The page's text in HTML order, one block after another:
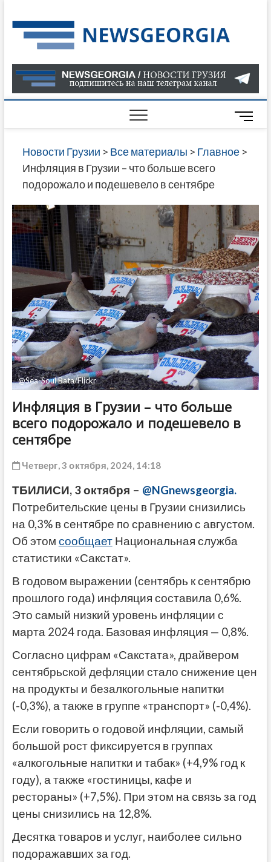
to
content
О
В
ГРУЗИИ
САЙТЕ
M
e
n
t
o
n
Новости Грузии > Все материалы > Главное>
Инфляция в Грузии – что больше всего
подорожало и подешевело в сентябре
@Sea-Soul Bata/Flickr
Инфляция в Грузии – что больше
всего подорожало и подешевело в
сентябре
Четверг, 3 октября, 2024, 14:18
ТБИЛИСИ, 3 октября – @NGnewsgeorgia.
Потребительские цены в Грузии снизились
на 0,3% в сентябре по сравнению с августом.
Об этом сообщаетНациональная служба
статистики «Сакстат».
В годовом выражении (сентябрь к сентябрю
прошлого года) инфляция составила 0,6%.
Это самый низкий уровень инфляции с
марта 2024 года. Базовая инфляция — 0,8%.
Согласно цифрам «Сакстата», драйвером
сентябрьской дефляции стало снижение цен
на продукты и безалкогольные напитки
(-0,3%), а также в группе «транспорт» (-0,4%).
Если говорить о годовой инфляции, самый
большой рост фиксируется в группах
«алкогольные напитки и табак» (+4,9% год к
году), а также «гостиницы, кафе и
рестораны» (+7,5%). При этом на связь за год
цены снизились на 12,8%.
Десятка товаров и услуг, наиболее сильно
подоражавших за год.